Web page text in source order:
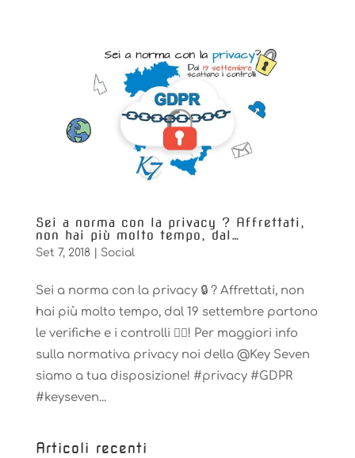
Sei a norma con la privacy ? Affrettati,
non hai più molto tempo, dal…
Set 7, 2018| Social
Sei a norma con la privacy 🔒 ? Affrettati, non
hai più molto tempo, dal 19 settembre partono
le verifiche e i controlli 🕵‍♀! Per maggiori info
sulla normativa privacy noi della @Key Seven
siamo a tua disposizione! #privacy #GDPR
#keyseven...
Articoli recenti